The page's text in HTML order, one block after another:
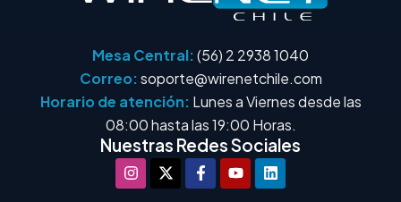
Mesa Central:(56) 2 2938 1040
Correo:soporte@wirenetchile.com
Horario de atención: Lunes a Viernes desde las
08:00 hasta las 19:00 Horas.
Nuestras Redes Sociales